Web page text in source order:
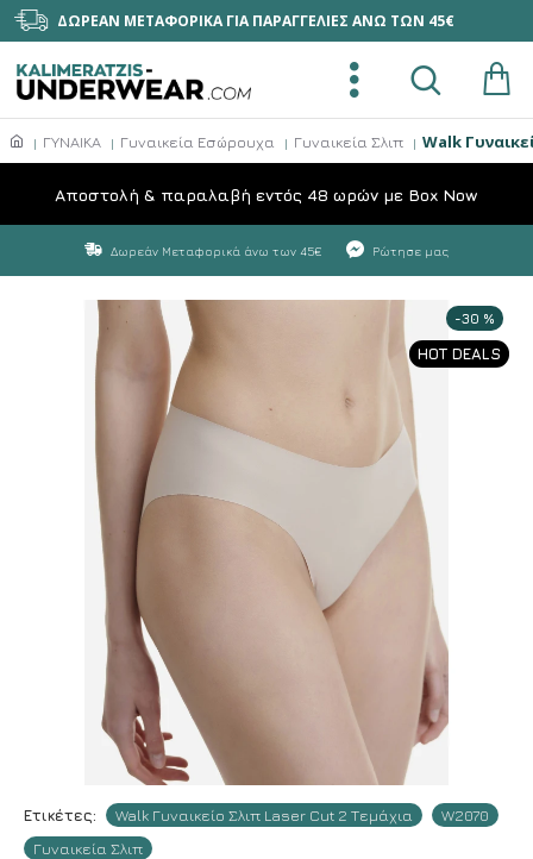
ΔΩΡΕΑΝ ΜΕΤΑΦΟΡΙΚΑ ΓΙΑ ΠΑΡΑΓΓΕΛΙΕΣ ΑΝΩ ΤΩΝ 45€
ΓΥΝΑΙΚΑ Γυναικεία Εσώρουχα Γυναικεία Σλιπ Walk
Aποστολή & παραλαβή εντός 48 ωρών με Box Now
Δωρεάν Μεταφορικά άνω των 45€ Ρώτησε μας
HOT DEALS
-30 %
Ετικέτες: Walk Γυναικείο Σλιπ Laser Cut 2 Τεμάχια
W2070
Γυναικεία Σλιπ